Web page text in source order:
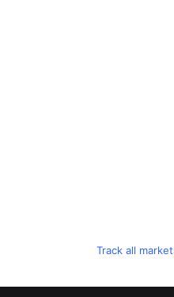
Track all